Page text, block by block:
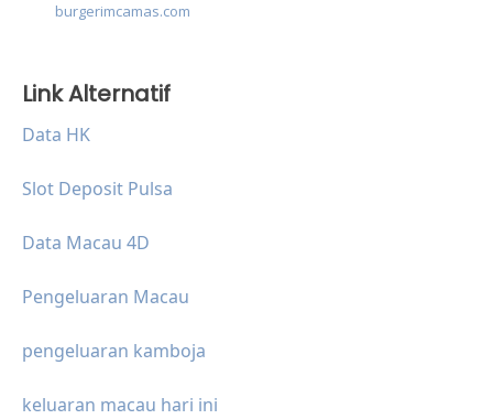
burgerimcamas.com
Link Alternatif
Data HK
Slot Deposit Pulsa
Data Macau 4D
Pengeluaran Macau
pengeluaran kamboja
keluaran macau hari ini